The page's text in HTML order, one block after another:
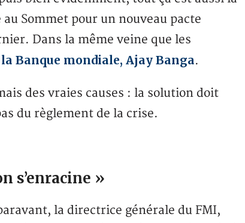
Sommet pour un nouveau pacte
Dans la même veine que les
Banque mondiale, Ajay Banga.
des vraies causes : la solution doit
du règlement de la crise.
s’enracine »
la directrice générale du FMI,